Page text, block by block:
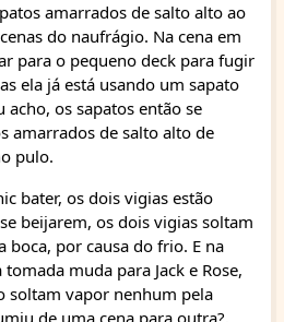
amarrados de salto alto ao
do naufrágio. Na cena em
para o pequeno deck para fugir
ela já está usando um sapato
acho, os sapatos então se
amarrados de salto alto de
pulo.
bater, os dois vigias estão
beijarem, os dois vigias soltam
boca, por causa do frio. E na
muda para Jack e Rose,
soltam vapor nenhum pela